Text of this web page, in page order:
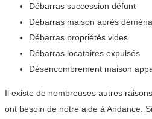
Débarras succession défunt
Débarras maison après
Débarras propriétés vides
Débarras locataires expulsés
Désencombrement maison
Il existe de nombreuses autres
ont besoin de notre aide à Andance.